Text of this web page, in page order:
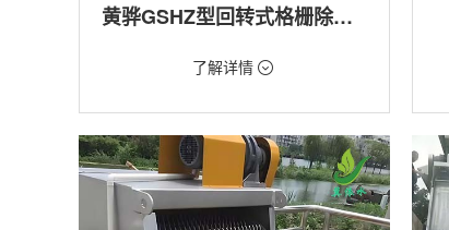
黄骅GSHZ型回转式格栅除污机
价格：1.08万/台
机,回转式清污机
用途：泵站,污水处理,水电站,自来水厂,渠道,水
产养殖,化工,纺织,给排水工程
了解详情
机